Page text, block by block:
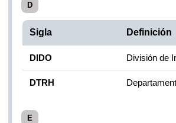
D
Sigla Definición
DIDO División de
DTRH
E